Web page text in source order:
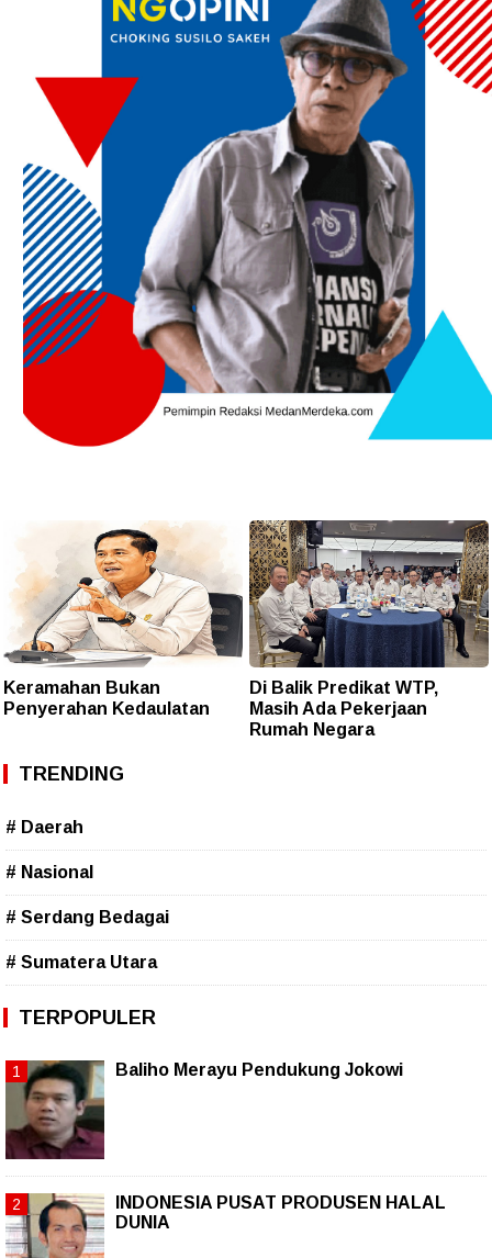
Keramahan Bukan
Penyerahan Kedaulatan
Di Balik Predikat WTP,
Masih Ada Pekerjaan
Rumah Negara
TRENDING
# Daerah
# Nasional
# Serdang Bedagai
# Sumatera Utara
TERPOPULER
Baliho Merayu Pendukung Jokowi
INDONESIA PUSAT PRODUSEN HALAL
DUNIA